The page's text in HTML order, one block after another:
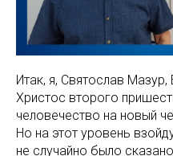
Итак, я, Святослав
Христос второго
человечество на новый
Но на этот уровень
не случайно было